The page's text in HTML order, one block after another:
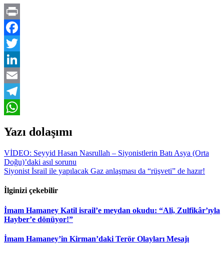
Print
Facebook
Twitter
LinkedIn
Email
Telegram
Yazı dolaşımı
VİDEO: Seyyid Hasan Nasrullah – Siyonistlerin Batı Asya (Orta
Doğu)’daki asıl sorunu
Siyonist İsrail ile yapılacak Gaz anlaşması da “rüşveti” de hazır!
İlginizi çekebilir
İmam Hamaney Katil israil’e meydan okudu: “Ali, Zulfikâr’ıyla
Hayber’e dönüyor!”
İmam Hamaney’in Kirman’daki Terör Olayları Mesajı